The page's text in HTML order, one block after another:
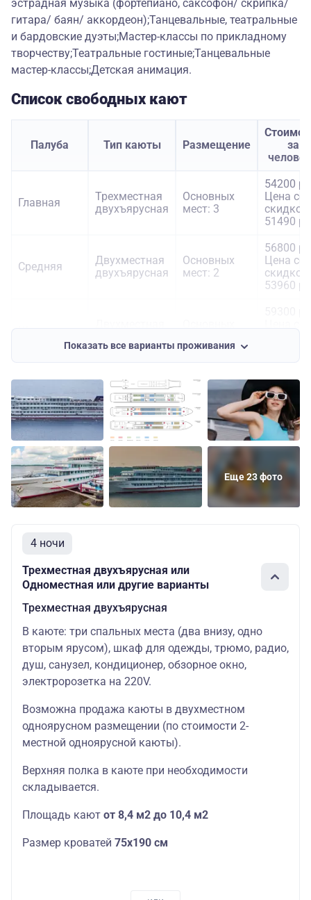
эстрадная музыка (фортепиано, саксофон/ скрипка/
гитара/ баян/ аккордеон);Танцевальные, театральные
и бардовские дуэты;Мастер-классы по прикладному
творчеству;Театральные гостиные;Танцевальные
мастер-классы;Детская анимация.
Список свободных кают
Палуба Тип каюты Размещение
за
Главная
Трехместная
двухъярусная
Основных
мест: 3
54200
Цена со
скидкой:
51490
Средняя
Двухместная
двухъярусная
Основных
мест: 2
56800
Цена со
скидкой:
53960
Шлюпочная Одноместная
Основных
мест: 1
Цена со
скидкой:
76095
Показать все варианты проживания
Еще 23 фото
4 ночи
Трехместная двухъярусная или
Одноместная или другие варианты
Трехместная двухъярусная
В каюте: три спальных места (два внизу, одно
вторым ярусом), шкаф для одежды, трюмо, радио,
душ, санузел, кондиционер, обзорное окно,
электророзетка на 220V.
Возможна продажа каюты в двухместном
одноярусном размещении (по стоимости 2-
местной одноярусной каюты).
Верхняя полка в каюте при необходимости
складывается.
Площадь кают от 8,4 м2 до 10,4 м2
Размер кроватей 75х190 см